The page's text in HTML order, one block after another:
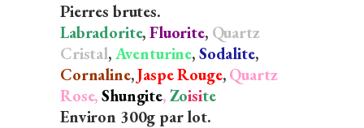
notations
client
Pierres brutes.
Labradorite,Fluorite, Quartz
Cristal,Aventurine,Sodalite,
Cornaline,Jaspe Rouge,Quartz
Rose,Shungite,Zoisite
Environ 300g par lot.